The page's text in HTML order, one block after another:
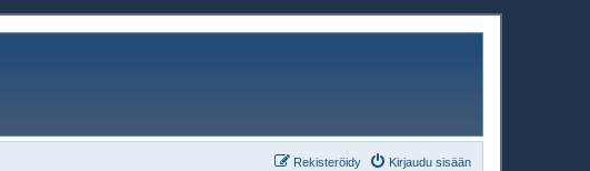
Kirjaudu sisään
Rekisteröidy